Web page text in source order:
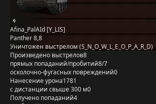
Afina_PalAId [Y_LIS]
Panther 8,8
Уничтожен выстрелом (S_N_O_W_L_E_O_P_A_R_D)
Произведено выстрелов8
прямых попаданий/пробитий8/7
осколочно-фугасных повреждений0
Нанесение урона1781
с дистанции свыше 300 м0
Получено попаданий4